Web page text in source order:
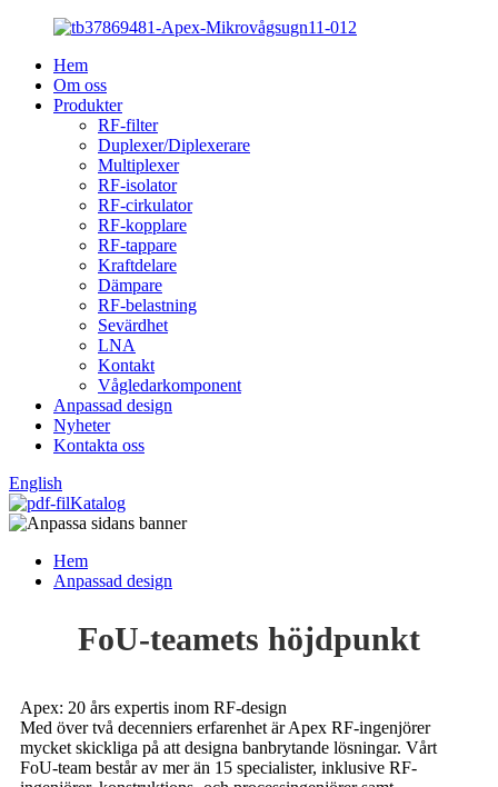
Hem
Om oss
Produkter
RF-filter
Duplexer/Diplexerare
Multiplexer
RF-isolator
RF-cirkulator
RF-kopplare
RF-tappare
Kraftdelare
Dämpare
RF-belastning
Sevärdhet
LNA
Kontakt
Vågledarkomponent
Anpassad design
Nyheter
Kontakta oss
English
Katalog
Hem
Anpassad design
FoU-teamets höjdpunkt
Apex: 20 års expertis inom RF-design
Med över två decenniers erfarenhet är Apex RF-ingenjörer
mycket skickliga på att designa banbrytande lösningar. Vårt
FoU-team består av mer än 15 specialister, inklusive RF-